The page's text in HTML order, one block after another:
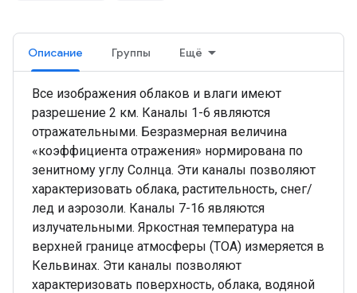
Описание Группы Ещё
Все изображения облаков и влаги имеют
разрешение 2 км. Каналы 1-6 являются
отражательными. Безразмерная величина
«коэффициента отражения» нормирована по
зенитному углу Солнца. Эти каналы позволяют
характеризовать облака, растительность, снег/
лед и аэрозоли. Каналы 7-16 являются
излучательными. Яркостная температура на
верхней границе атмосферы (TOA) измеряется в
Кельвинах. Эти каналы позволяют
характеризовать поверхность, облака, водяной